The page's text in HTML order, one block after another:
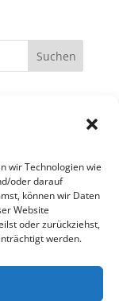
wir Technologien wie
oder darauf
können wir Daten
Website
oder zurückziehst,
werden.